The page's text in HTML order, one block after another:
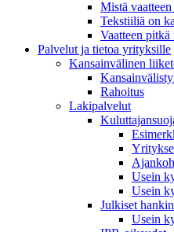
Mistä
Tekstiiliä on
Vaatteen pitkä
Palvelut ja tietoa yrityksille
Kansainvälinen
Rahoitus
Lakipalvelut
Usein
Usein
Julkiset
Usein